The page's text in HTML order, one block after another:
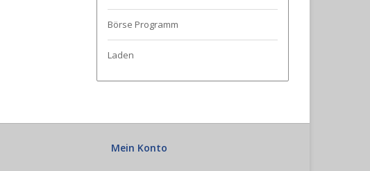
Börse Programm
Laden
Mein Konto